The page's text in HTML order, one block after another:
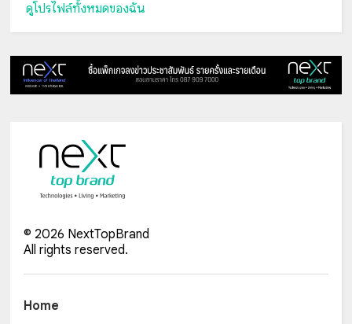
ดูโปรไฟล์ทั้งหมดของฉัน
© 2026 NextTopBrand
All rights reserved.
Home